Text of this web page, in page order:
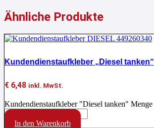
Ähnliche Produkte
Kundendienstaufkleber „Diesel tanken“
€ 6,48 inkl. MwSt.
Kundendienstaufkleber "Diesel tanken" Menge
In den Warenkorb